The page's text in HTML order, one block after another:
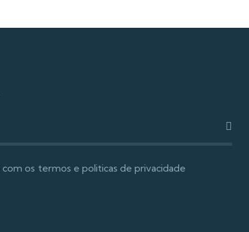
os termos e politicas de privacidade